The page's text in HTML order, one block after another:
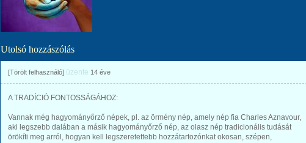
Utolsó hozzászólás
[Törölt felhasználó] üzente 14 éve
A TRADÍCIÓ FONTOSSÁGÁHOZ:
Vannak még hagyományőrző népek, pl. az örmény nép, amely nép fia Charles Aznavour,
aki legszebb dalában a másik hagyományőrző nép, az olasz nép tradicionális tudását
örökíti meg arról, hogyan kell legszeretettebb hozzátartozónkat okosan, szépen,